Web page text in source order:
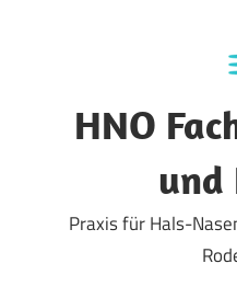
HNO
und
Praxis für Hals-